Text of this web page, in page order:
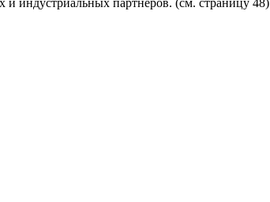
индустриальных партнёров. (см. страницу 48)